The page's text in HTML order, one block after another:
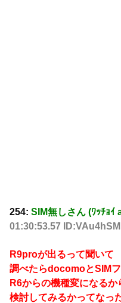
254: SIM無しさん (ﾜｯﾁｮｲ
01:30:53.57
R9proが出るって聞いて
調べたらdocomoとSIM
R6からの機種変になる
検討してみるかってなっ